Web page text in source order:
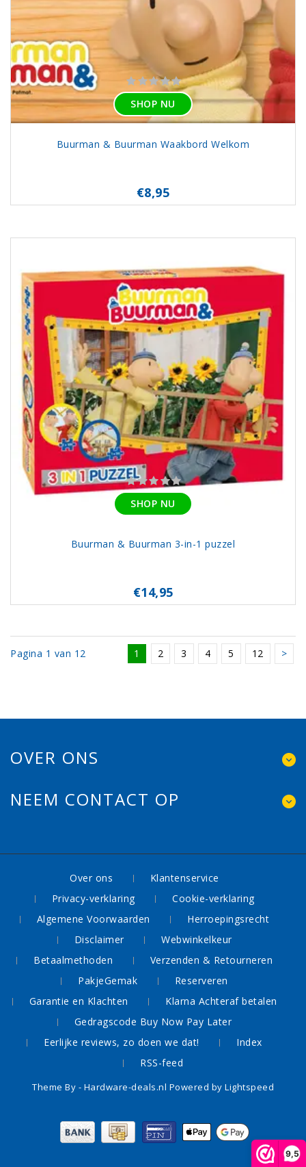
9,5
SHOP NU
Buurman & Buurman Waakbord Welkom
€8,95
SHOP NU
Buurman & Buurman 3-in-1 puzzel
€14,95
Pagina 1 van 12 1 2 3 4 5 12 >
OVER ONS
NEEM CONTACT OP
Over ons
Klantenservice
Privacy-verklaring
Cookie-verklaring
Algemene Voorwaarden
Herroepingsrecht
Disclaimer
Webwinkelkeur
Betaalmethoden
Verzenden & Retourneren
PakjeGemak
Reserveren
Garantie en Klachten
Klarna Achteraf betalen
Gedragscode Buy Now Pay Later
Eerlijke reviews, zo doen we dat!
Index
RSS-feed
Theme By - Hardware-deals.nl Powered by Lightspeed